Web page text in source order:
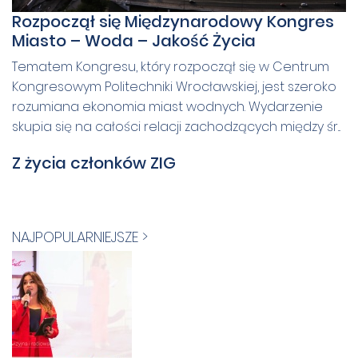
Rozpoczął się Międzynarodowy Kongres
Miasto – Woda – Jakość Życia
Tematem Kongresu, który rozpoczął się w Centrum
Kongresowym Politechniki Wrocławskiej, jest szeroko
rozumiana ekonomia miast wodnych. Wydarzenie
skupia się na całości relacji zachodzących między śr...
Z życia członków ZIG
NAJPOPULARNIEJSZE >